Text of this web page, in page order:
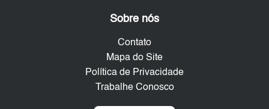
Sobre nós
Contato
Mapa do Site
Política de Privacidade
Trabalhe Conosco